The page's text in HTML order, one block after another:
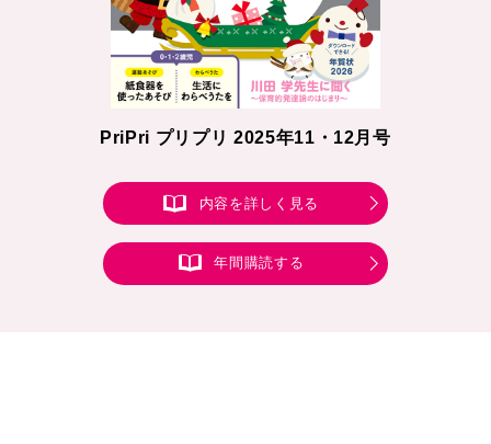
PriPri プリプリ 2025年11・12月号
内容を詳しく見る
年間購読する